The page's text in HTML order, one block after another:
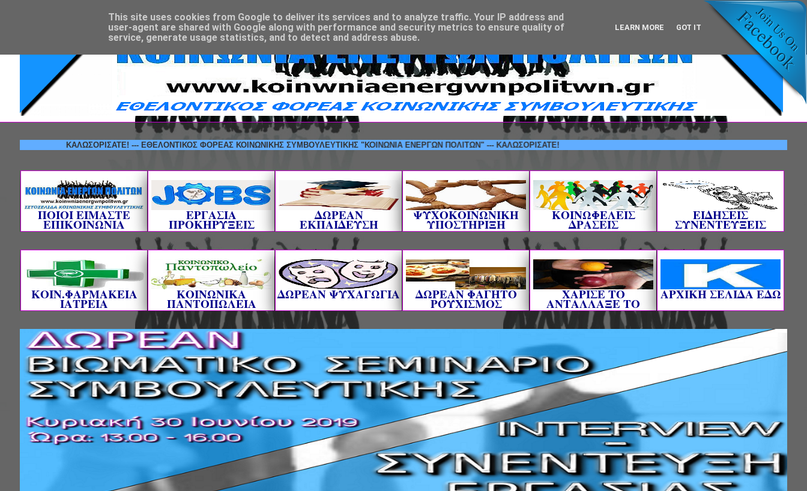
ΚΑΛΩΣΟΡΙΣΑΤΕ! --- ΕΘΕΛΟΝΤΙΚΟΣ ΦΟΡΕΑΣ ΚΟΙΝΩΝΙΚΗΣ ΣΥΜΒΟΥΛΕΥΤΙΚΗΣ "ΚΟΙΝΩΝΙΑ ΕΝΕΡΓΩΝ ΠΟΛΙΤΩΝ" --- ΚΑΛΩΣΟΡΙΣΑΤΕ!
ΠΟΙΟΙ ΕΙΜΑΣΤΕ
ΕΠΙΚΟΙΝΩΝΙΑ
ΕΡΓΑΣΙΑ
ΠΡΟΚΗΡΥΞΕΙΣ
ΔΩΡΕΑΝ
ΕΚΠΑΙΔΕΥΣΗ
ΨΥΧΟΚΟΙΝΩΝΙΚΗ
ΥΠΟΣΤΗΡΙΞΗ
ΚΟΙΝΩΦΕΛΕΙΣ
ΔΡΑΣΕΙΣ
ΕΙΔΗΣΕΙΣ
ΣΥΝΕΝΤΕΥΞΕΙΣ
ΚΟΙΝ.ΦΑΡΜΑΚΕΙΑ
ΙΑΤΡΕΙΑ
ΚΟΙΝΩΝΙΚΑ
ΠΑΝΤΟΠΩΛΕΙΑ
ΔΩΡΕΑΝ ΨΥΧΑΓΩΓΙΑ ΔΩΡΕΑΝ ΦΑΓΗΤΟ
ΡΟΥΧΙΣΜΟΣ
ΧΑΡΙΣΕ ΤΟ
ΑΝΤΑΛΛΑΞΕ ΤΟ
AΡΧΙΚΗ ΣΕΛΙΔΑ ΕΔΩ
This site uses cookies from Google to deliver its services and to analyze traffic. Your IP address and
user-agent are shared with Google along with performance and security metrics to ensure quality of
service, generate usage statistics, and to detect and address abuse.
LEARN MORE GOT IT